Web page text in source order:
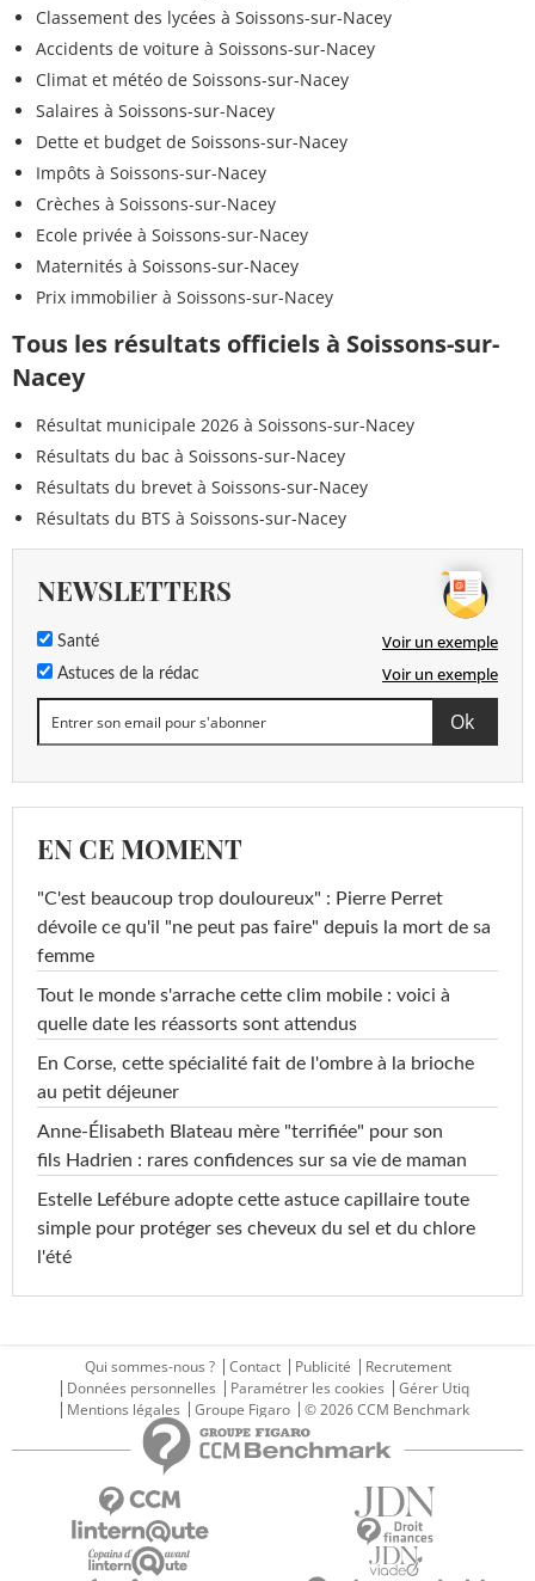
Classement des lycées à Soissons-sur-Nacey
Accidents de voiture à Soissons-sur-Nacey
Climat et météo de Soissons-sur-Nacey
Salaires à Soissons-sur-Nacey
Dette et budget de Soissons-sur-Nacey
Impôts à Soissons-sur-Nacey
Crèches à Soissons-sur-Nacey
Ecole privée à Soissons-sur-Nacey
Maternités à Soissons-sur-Nacey
Prix immobilier à Soissons-sur-Nacey
Tous les résultats officiels à Soissons-sur-
Nacey
Résultat municipale 2026 à Soissons-sur-Nacey
Résultats du bac à Soissons-sur-Nacey
Résultats du brevet à Soissons-sur-Nacey
Résultats du BTS à Soissons-sur-Nacey
NEWSLETTERS
Santé Voir un exemple
Astuces de la rédac Voir un exemple
EN CE MOMENT
"C'est beaucoup trop douloureux" : Pierre Perret
dévoile ce qu'il "ne peut pas faire" depuis la mort de sa
femme
Tout le monde s'arrache cette clim mobile : voici à
quelle date les réassorts sont attendus
En Corse, cette spécialité fait de l'ombre à la brioche
au petit déjeuner
Anne-Élisabeth Blateau mère "terrifiée" pour son
fils Hadrien : rares confidences sur sa vie de maman
Estelle Lefébure adopte cette astuce capillaire toute
simple pour protéger ses cheveux du sel et du chlore
l'été
Qui sommes-nous ? Contact Publicité
Recrutement
Données personnelles
Paramétrer les cookies
Gérer Utiq
Mentions légales
Groupe Figaro © 2026 CCM Benchmark